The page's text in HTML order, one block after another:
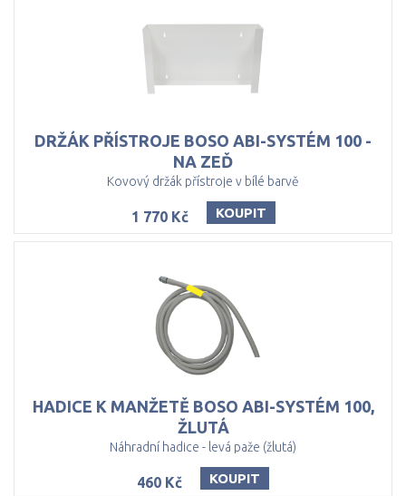
DRŽÁK PŘÍSTROJE BOSO ABI-SYSTÉM 100 -
NA ZEĎ
Kovový držák přístroje v bílé barvě
1 770 Kč KOUPIT
HADICE K MANŽETĚ BOSO ABI-SYSTÉM 100,
ŽLUTÁ
Náhradní hadice - levá paže (žlutá)
460 Kč KOUPIT